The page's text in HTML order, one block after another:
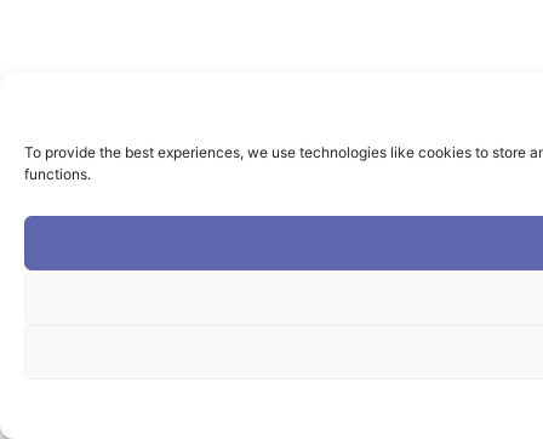
To provide the best experiences, we use technologies like cookies to store
functions.